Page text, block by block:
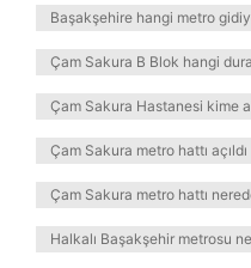
Başakşehire hangi metro
Çam Sakura B Blok hangi
Çam Sakura Hastanesi kime
Çam Sakura metro hattı açıldı
Çam Sakura metro hattı
Halkalı Başakşehir metrosu